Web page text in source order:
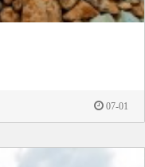
07-01